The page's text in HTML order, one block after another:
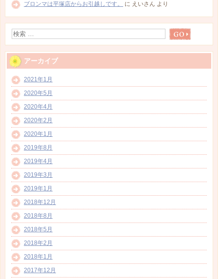
ブロンマは平塚店からお引越しです。
に えいさん より
アーカイブ
2021年1月
2020年5月
2020年4月
2020年2月
2020年1月
2019年8月
2019年4月
2019年3月
2019年1月
2018年12月
2018年8月
2018年5月
2018年2月
2018年1月
2017年12月